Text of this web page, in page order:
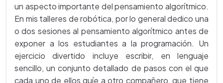
un aspecto importante del pensamiento algorítmico.
En mis talleres de robótica, por lo general dedico una
o dos sesiones al pensamiento algorítmico antes de
exponer a los estudiantes a la programación. Un
ejercicio divertido incluye escribir, en lenguaje
sencillo, un conjunto detallado de pasos con el que
cada uno de ellos guíe a otro compañero, que tiene